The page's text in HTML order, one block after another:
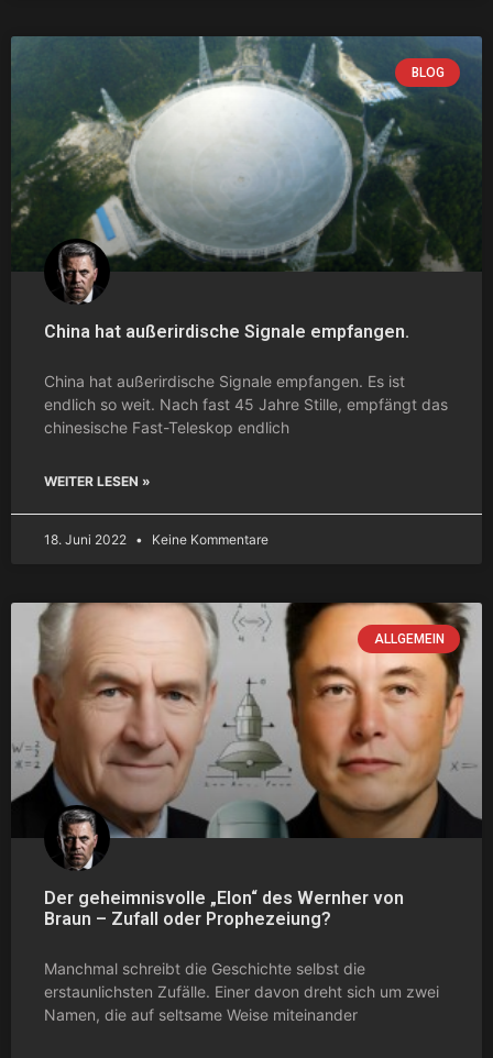
BLOG
China hat außerirdische Signale empfangen.
China hat außerirdische Signale empfangen. Es ist
endlich so weit. Nach fast 45 Jahre Stille, empfängt das
chinesische Fast-Teleskop endlich
WEITER LESEN »
18. Juni 2022 Keine Kommentare
ALLGEMEIN
Der geheimnisvolle „Elon“ des Wernher von
Braun – Zufall oder Prophezeiung?
Manchmal schreibt die Geschichte selbst die
erstaunlichsten Zufälle. Einer davon dreht sich um zwei
Namen, die auf seltsame Weise miteinander